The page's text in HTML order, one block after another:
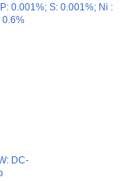
0.001%; S: 0.001%; Ni :
0.6%
DC-